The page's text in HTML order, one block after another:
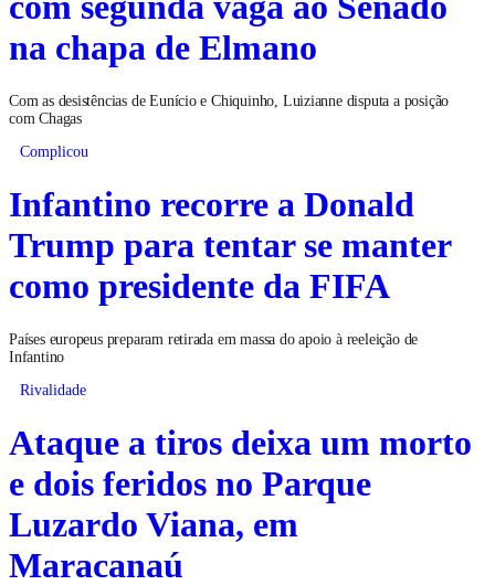
na chapa de Elmano
Com as desistências de Eunício e Chiquinho, Luizianne disputa a posição
com Chagas
Complicou
Infantino recorre a Donald
Trump para tentar se manter
como presidente da FIFA
Países europeus preparam retirada em massa do apoio à reeleição de
Infantino
Rivalidade
Ataque a tiros deixa um morto
e dois feridos no Parque
Luzardo Viana, em
Maracanaú